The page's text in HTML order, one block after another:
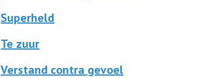
Superheld
Te zuur
Verstand contra gevoel